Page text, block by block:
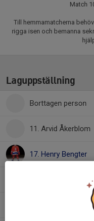
Match
Till hemmamatcherna
rigga isen och bemanna
Laguppställning
Borttagen person
11. Arvid Åkerblom
17. Henry Bengter
30. Kasper
4. Leonard Limell